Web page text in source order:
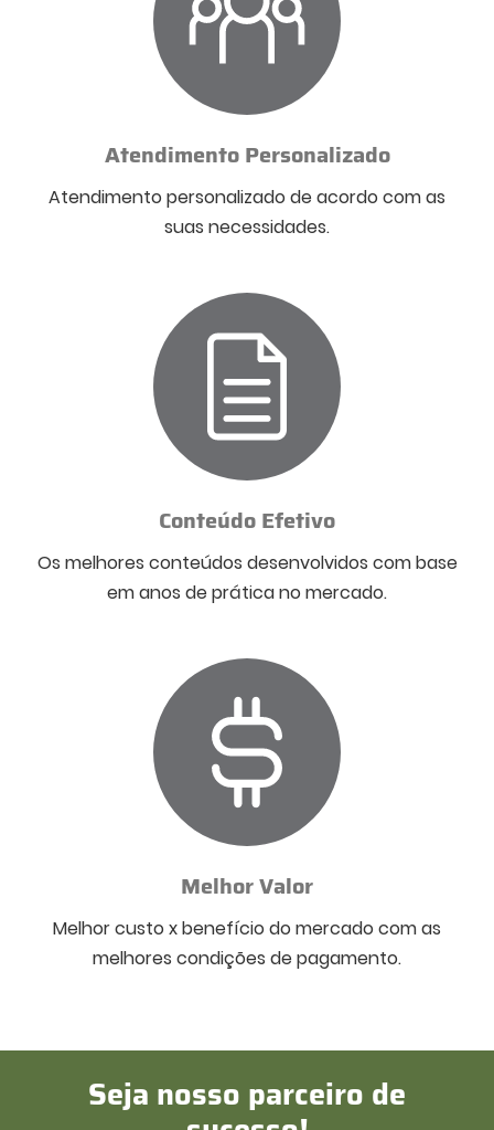
Atendimento Personalizado
Atendimento personalizado de acordo com as
suas necessidades.
Conteúdo Efetivo
Os melhores conteúdos desenvolvidos com base
em anos de prática no mercado.
Melhor Valor
Melhor custo x benefício do mercado com as
melhores condições de pagamento.
Seja nosso parceiro de